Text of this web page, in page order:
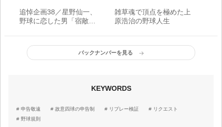
追悼企画38／星野仙一、
野球に恋した男「宿敵巨
雑草魂で頂点を極めた上
原浩治の野球人生
バックナンバーを見る
KEYWORDS
申告敬遠 故意四球の申告制 リプレー検証
リクエスト
野球規則